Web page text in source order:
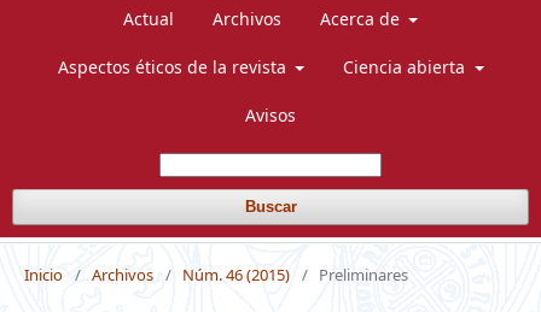
Actual Archivos Acerca de
Aspectos éticos de la revista Ciencia abierta
Avisos
Buscar
Inicio / Archivos / Núm. 46 (2015) / Preliminares